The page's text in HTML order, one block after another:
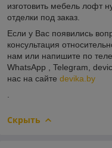
изготовить мебель лофт
отделки под заказ.
Если у Вас появились
консультация
нам или напишите по
WhatsApp , Telegram,
нас на сайте devika.by
Скрыть